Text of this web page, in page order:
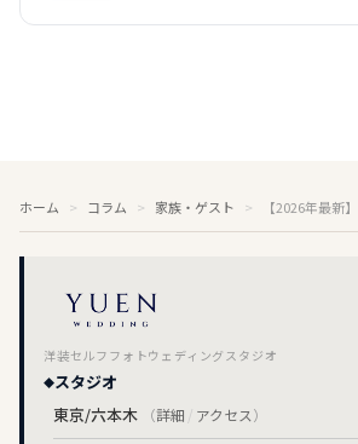
ホーム コラム 家族・ゲスト 【2026年最新
洋装セルフフォトウェディングスタジオ
スタジオ
東京/六本木
（詳細 / アクセス）